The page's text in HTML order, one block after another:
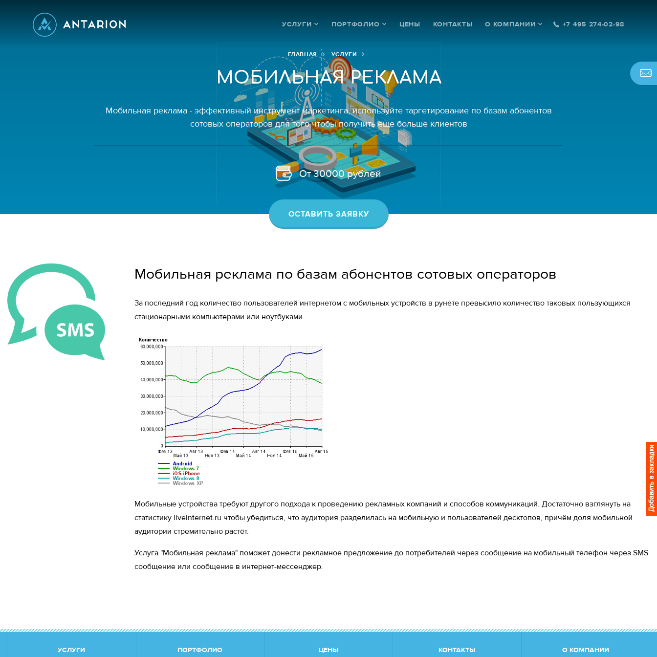
+7 495 274-02-98
УСЛУГИ ПОРТФОЛИО ЦЕНЫ КОНТАКТЫ О КОМПАНИИ
ГЛАВНАЯ УСЛУГИ
МОБИЛЬНАЯ РЕКЛАМА
Мобильная реклама - эффективный инструмент маркетинга, используйте таргетирование по базам абонентов
сотовых операторов для того чтобы получить еще больше клиентов
От 30000 рублей
ОСТАВИТЬ ЗАЯВКУ
Мобильная реклама по базам абонентов сотовых операторов
За последний год количество пользователей интернетом с мобильных устройств в рунете превысило количество таковых пользующихся
стационарными компьютерами или ноутбуками.
Мобильные устройства требуют другого подхода к проведению рекламных компаний и способов коммуникаций. Достаточно взглянуть на
статистику liveinternet.ru чтобы убедиться, что аудитория разделилась на мобильную и пользователей десктопов, причём доля мобильной
аудитории стремительно растёт.
Услуга "Мобильная реклама" поможет донести рекламное предложение до потребителей через сообщение на мобильный телефон через SMS
сообщение или сообщение в интернет-мессенджер.
УСЛУГИ ПОРТФОЛИО ЦЕНЫ КОНТАКТЫ О КОМПАНИИ